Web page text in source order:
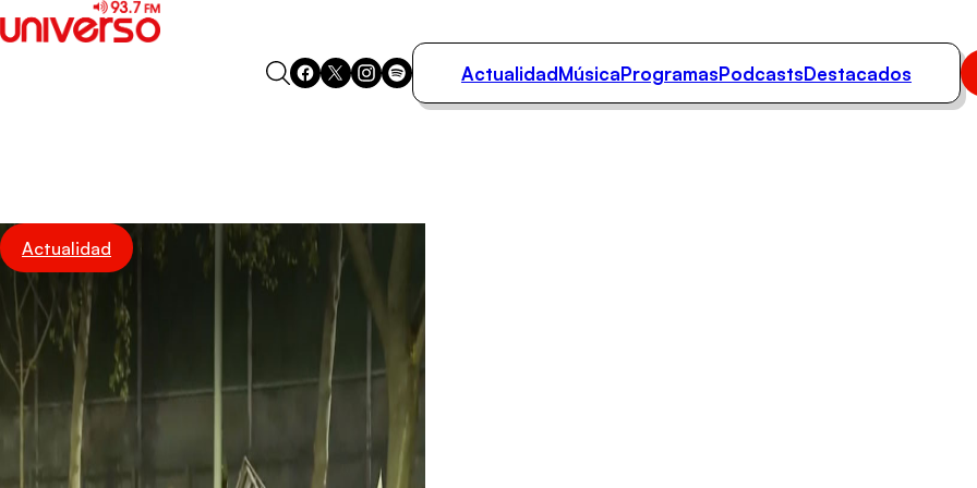
Podcasts
Destacados
ActualidadMúsicaProgramasPodcastsDestacados
Actualidad